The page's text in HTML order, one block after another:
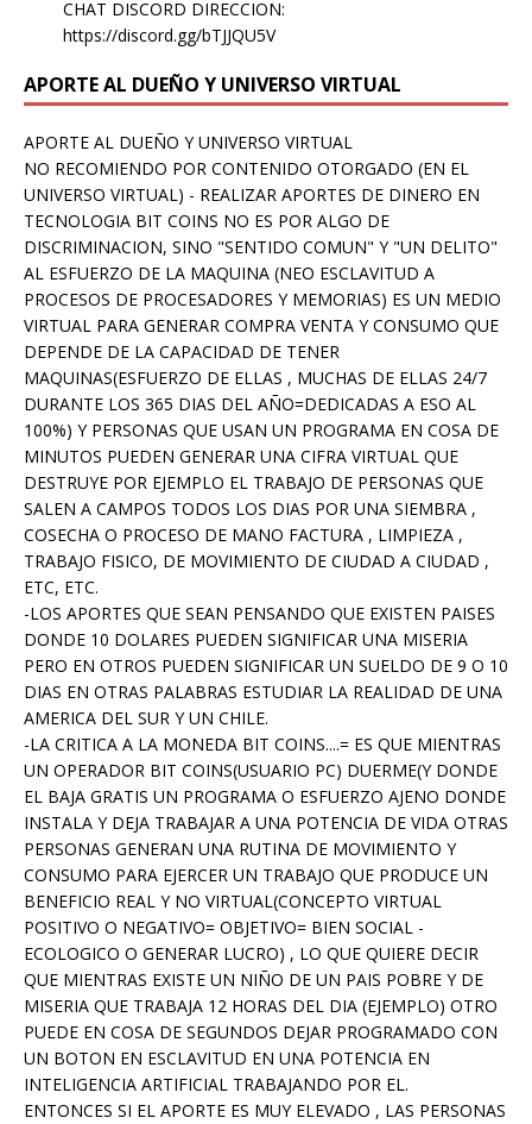
CHAT DISCORD DIRECCION:
https://discord.gg/bTJJQU5V
APORTE AL DUEÑO Y UNIVERSO VIRTUAL
APORTE AL DUEÑO Y UNIVERSO VIRTUAL
NO RECOMIENDO POR CONTENIDO OTORGADO (EN EL
UNIVERSO VIRTUAL) - REALIZAR APORTES DE DINERO EN
TECNOLOGIA BIT COINS NO ES POR ALGO DE
DISCRIMINACION, SINO "SENTIDO COMUN" Y "UN DELITO"
AL ESFUERZO DE LA MAQUINA (NEO ESCLAVITUD A
PROCESOS DE PROCESADORES Y MEMORIAS) ES UN MEDIO
VIRTUAL PARA GENERAR COMPRA VENTA Y CONSUMO QUE
DEPENDE DE LA CAPACIDAD DE TENER
MAQUINAS(ESFUERZO DE ELLAS , MUCHAS DE ELLAS 24/7
DURANTE LOS 365 DIAS DEL AÑO=DEDICADAS A ESO AL
100%) Y PERSONAS QUE USAN UN PROGRAMA EN COSA DE
MINUTOS PUEDEN GENERAR UNA CIFRA VIRTUAL QUE
DESTRUYE POR EJEMPLO EL TRABAJO DE PERSONAS QUE
SALEN A CAMPOS TODOS LOS DIAS POR UNA SIEMBRA ,
COSECHA O PROCESO DE MANO FACTURA , LIMPIEZA ,
TRABAJO FISICO, DE MOVIMIENTO DE CIUDAD A CIUDAD ,
ETC, ETC.
-LOS APORTES QUE SEAN PENSANDO QUE EXISTEN PAISES
DONDE 10 DOLARES PUEDEN SIGNIFICAR UNA MISERIA
PERO EN OTROS PUEDEN SIGNIFICAR UN SUELDO DE 9 O 10
DIAS EN OTRAS PALABRAS ESTUDIAR LA REALIDAD DE UNA
AMERICA DEL SUR Y UN CHILE.
-LA CRITICA A LA MONEDA BIT COINS....= ES QUE MIENTRAS
UN OPERADOR BIT COINS(USUARIO PC) DUERME(Y DONDE
EL BAJA GRATIS UN PROGRAMA O ESFUERZO AJENO DONDE
INSTALA Y DEJA TRABAJAR A UNA POTENCIA DE VIDA OTRAS
PERSONAS GENERAN UNA RUTINA DE MOVIMIENTO Y
CONSUMO PARA EJERCER UN TRABAJO QUE PRODUCE UN
BENEFICIO REAL Y NO VIRTUAL(CONCEPTO VIRTUAL
POSITIVO O NEGATIVO= OBJETIVO= BIEN SOCIAL -
ECOLOGICO O GENERAR LUCRO) , LO QUE QUIERE DECIR
QUE MIENTRAS EXISTE UN NIÑO DE UN PAIS POBRE Y DE
MISERIA QUE TRABAJA 12 HORAS DEL DIA (EJEMPLO) OTRO
PUEDE EN COSA DE SEGUNDOS DEJAR PROGRAMADO CON
UN BOTON EN ESCLAVITUD EN UNA POTENCIA EN
INTELIGENCIA ARTIFICIAL TRABAJANDO POR EL.
ENTONCES SI EL APORTE ES MUY ELEVADO , LAS PERSONAS